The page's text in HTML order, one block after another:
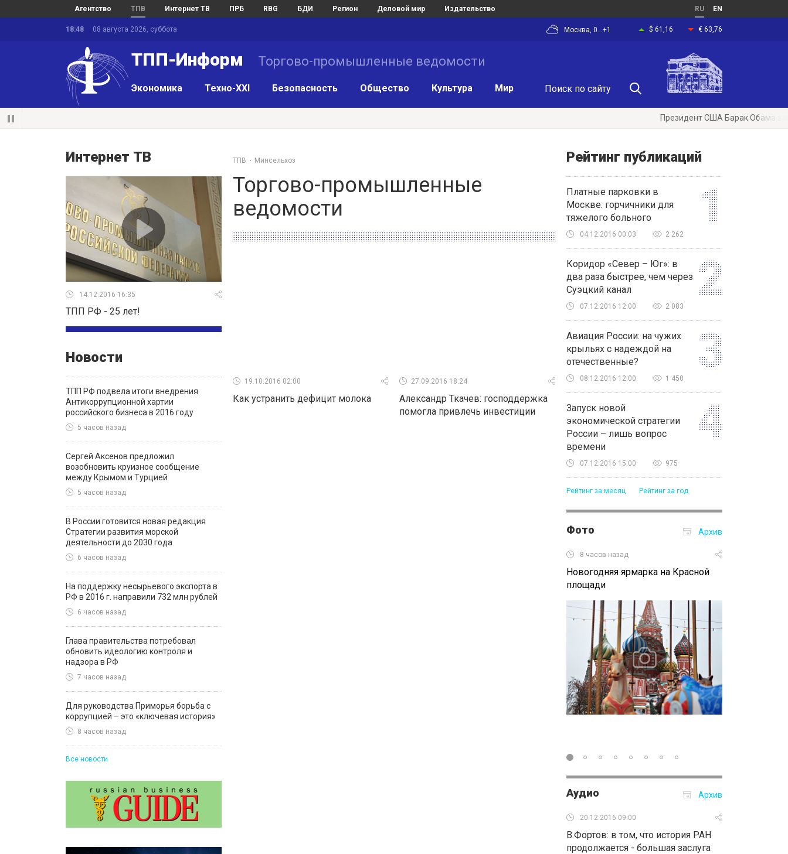
Агентство ТПВ Интернет ТВ ПРБ RBG БДИ Регион Деловой мир Издательство RU EN
18:48 08 августа 2026, суббота $ 61,16 € 63,76
Москва, 0...+1
ТПП-Информ Торгово-промышленные ведомости
Экономика Техно-XXI Безопасность Общество Культура Мир
Президент США Барак Обама
Интернет ТВ
14.12.2016 16:35
ТПП РФ - 25 лет!
Новости
ТПП РФ подвела итоги внедрения
Антикоррупционной хартии
российского бизнеса в 2016 году
5 часов назад
Сергей Аксенов предложил
возобновить круизное сообщение
между Крымом и Турцией
5 часов назад
В России готовится новая редакция
Стратегии развития морской
деятельности до 2030 года
6 часов назад
На поддержку несырьевого экспорта в
РФ в 2016 г. направили 732 млн рублей
6 часов назад
Глава правительства потребовал
обновить идеологию контроля и
надзора в РФ
7 часов назад
Для руководства Приморья борьба с
коррупцией – это «ключевая история»
8 часов назад
Все новости
ТПВ Минсельхоз
Торгово-промышленные
ведомости
19.10.2016 02:00
Как устранить дефицит молока
27.09.2016 18:24
Александр Ткачев: господдержка
помогла привлечь инвестиции
Рейтинг публикаций
Платные парковки в
Москве: горчичники для
тяжелого больного
04.12.2016 00:03 2 262
Коридор «Север – Юг»: в
два раза быстрее, чем через
Суэцкий канал
07.12.2016 12:00 2 083
Авиация России: на чужих
крыльях с надеждой на
отечественные?
08.12.2016 12:00 1 450
Запуск новой
экономической стратегии
России – лишь вопрос
времени
07.12.2016 15:00 975
Рейтинг за месяц Рейтинг за год
Фото Архив
8 часов назад
Новогодняя ярмарка на Красной
площади
Аудио Архив
20.12.2016 09:00
В.Фортов: в том, что история РАН
продолжается - большая заслуга